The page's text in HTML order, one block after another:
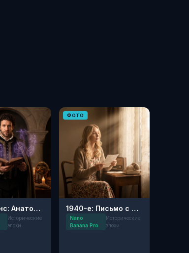
Ренессанс: Анатомический атлас
Исторические
эпохи
ФОТО
1940-е: Письмо с фронта
Nano
Banana Pro
Исторические
эпохи